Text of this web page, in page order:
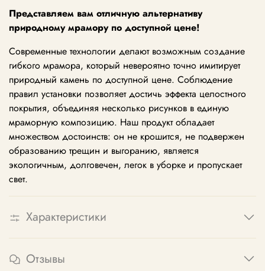
Представляем вам отличную альтернативу
природному мрамору по доступной цене!
Современные технологии делают возможным создание
гибкого мрамора, который невероятно точно имитирует
природный камень по доступной цене. Соблюдение
правил установки позволяет достичь эффекта целостного
покрытия, объединяя несколько рисунков в единую
мраморную композицию. Наш продукт обладает
множеством достоинств: он не крошится, не подвержен
образованию трещин и выгоранию, является
экологичным, долговечен, легок в уборке и пропускает
свет.
Характеристики
Отзывы